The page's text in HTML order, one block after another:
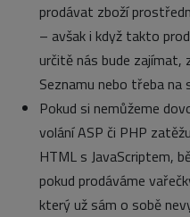
prodávat zboží
– avšak i když takto
určitě nás bude zajímat,
Seznamu nebo třeba na
Pokud si nemůžeme
volání ASP či PHP
HTML s JavaScriptem,
pokud prodáváme
který už sám o sobě